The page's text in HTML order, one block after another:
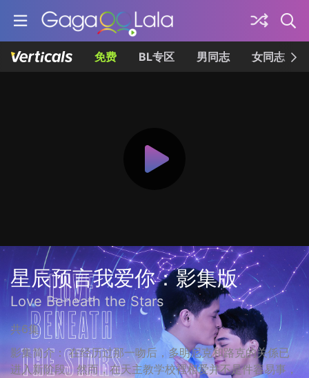
免费 BL专区 男同志 女同志
星辰预言我爱你：影集版
Love Beneath the Stars
共6集
影集简介： 在经历过那一吻后，多明尼克和路克的关係已
进入新阶段。然而，在天主教学校裡相爱并不是件容易事，